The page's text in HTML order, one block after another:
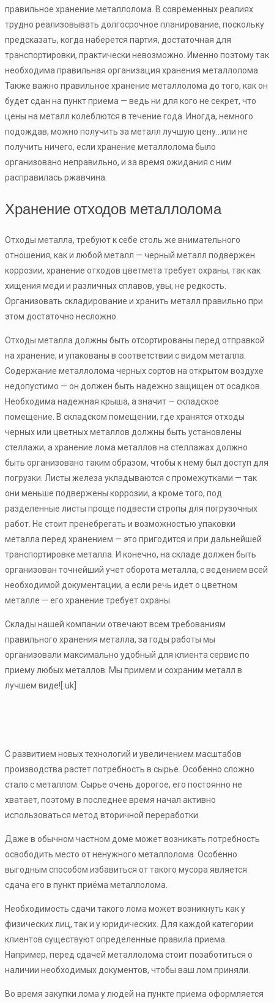
правильное хранение металлолома. В современных реалиях
трудно реализовывать долгосрочное планирование, поскольку
предсказать, когда наберется партия, достаточная для
транспортировки, практически невозможно. Именно поэтому так
необходима правильная организация хранения металлолома.
Также важно правильное хранение металлолома до того, как он
будет сдан на пункт приема — ведь ни для кого не секрет, что
цены на металл колеблются в течение года. Иногда, немного
подождав, можно получить за металл лучшую цену…или не
получить ничего, если хранение металлолома было
организовано неправильно, и за время ожидания с ним
расправилась ржавчина.
Хранение отходов металлолома
Отходы металла, требуют к себе столь же внимательного
отношения, как и любой металл — черный металл подвержен
коррозии, хранение отходов цветмета требует охраны, так как
хищения меди и различных сплавов, увы, не редкость.
Организовать складирование и хранить металл правильно при
этом достаточно несложно.
Отходы металла должны быть отсортированы перед отправкой
на хранение, и упакованы в соответствии с видом металла.
Содержание металлолома черных сортов на открытом воздухе
недопустимо — он должен быть надежно защищен от осадков.
Необходима надежная крыша, а значит — складское
помещение. В складском помещении, где хранятся отходы
черных или цветных металлов должны быть установлены
стеллажи, а хранение лома металлов на стеллажах должно
быть организовано таким образом, чтобы к нему был доступ для
погрузки. Листы железа укладываются с промежутками — так
они меньше подвержены коррозии, а кроме того, под
разделенные листы проще подвести стропы для погрузочных
работ. Не стоит пренебрегать и возможностью упаковки
металла перед хранением — это пригодится и при дальнейшей
транспортировке металла. И конечно, на складе должен быть
организован точнейший учет оборота металла, с ведением всей
необходимой документации, а если речь идет о цветном
металле — его хранение требует охраны.
Склады нашей компании отвечают всем требованиям
правильного хранения металла, за годы работы мы
организовали максимально удобный для клиента сервис по
приему любых металлов. Мы примем и сохраним металл в
лучшем виде![:uk]
С развитием новых технологий и увеличением масштабов
производства растет потребность в сырье. Особенно сложно
стало с металлом. Сырье очень дорогое, его постоянно не
хватает, поэтому в последнее время начал активно
использоваться метод вторичной переработки.
Даже в обычном частном доме может возникать потребность
освободить место от ненужного металлолома. Особенно
выгодным способом избавиться от такого мусора является
сдача его в пункт приёма металлолома.
Необходимость сдачи такого лома может возникнуть как у
физических лиц, так и у юридических. Для каждой категории
клиентов существуют определенные правила приема.
Например, перед сдачей металлолома стоит позаботиться о
наличии необходимых документов, чтобы ваш лом приняли.
Во время закупки лома у людей на пункте приема оформляется